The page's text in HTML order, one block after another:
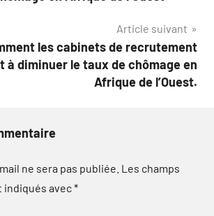
Article suivant
les cabinets de recrutement
à diminuer le taux de chômage en
Afrique de l’Ouest.
ne sera pas publiée. Les champs
avec*